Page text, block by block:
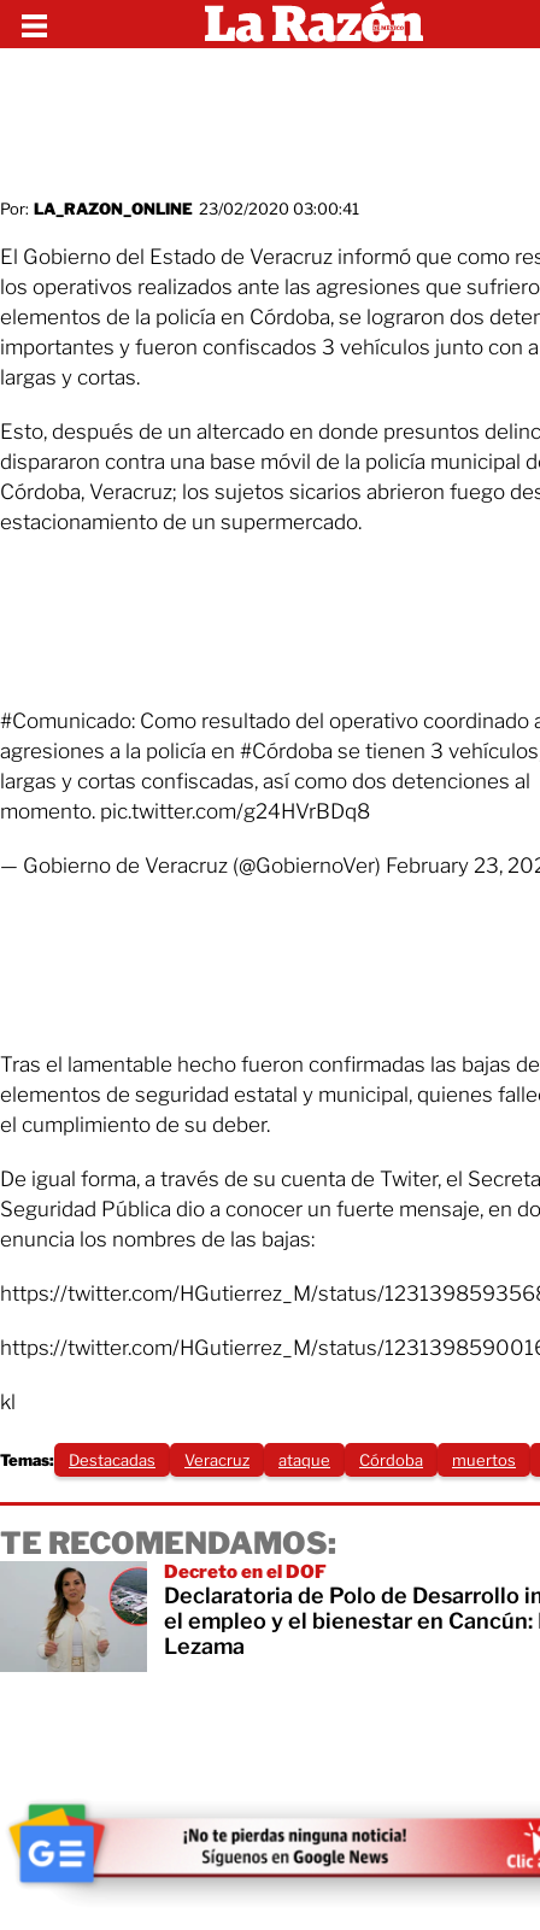
Por: LA_RAZON_ONLINE 23/02/2020 03:00:41
El Gobierno del Estado de Veracruz informó que como
los operativos realizados ante las agresiones que
elementos de la policía en Córdoba, se lograron dos
importantes y fueron confiscados 3 vehículos junto con
largas y cortas.
Esto, después de un altercado en donde presuntos
dispararon contra una base móvil de la policía municipal
Córdoba, Veracruz; los sujetos sicarios abrieron fuego
estacionamiento de un supermercado.
#Comunicado: Como resultado del operativo coordinado
agresiones a la policía en #Córdoba se tienen 3
largas y cortas confiscadas, así como dos detenciones al
momento. pic.twitter.com/g24HVrBDq8
— Gobierno de Veracruz (@GobiernoVer) February 23,
Tras el lamentable hecho fueron confirmadas las bajas
elementos de seguridad estatal y municipal, quienes
el cumplimiento de su deber.
De igual forma, a través de su cuenta de Twiter, el
Seguridad Pública dio a conocer un fuerte mensaje, en
enuncia los nombres de las bajas:
https://twitter.com/HGutierrez_M/status/
https://twitter.com/HGutierrez_M/status/
kl
Temas: Destacadas Veracruz ataque Córdoba muertos
TE RECOMENDAMOS:
Decreto en el DOF
Declaratoria de Polo de Desarrollo
el empleo y el bienestar en Cancún:
Lezama